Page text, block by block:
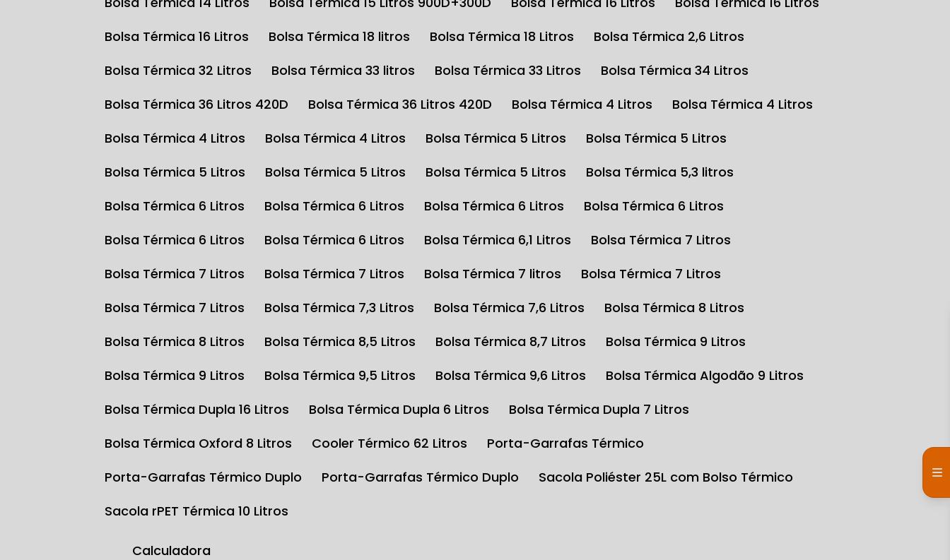
Bolsa Térmica 16 Litros
Bolsa Térmica 18 litros Bolsa Térmica 18 Litros
Bolsa Térmica 2,6 Litros
Bolsa Térmica 32 Litros
Bolsa Térmica 33 litros Bolsa Térmica 33 Litros
Bolsa Térmica 34 Litros
Bolsa Térmica 36 Litros 420D
Bolsa Térmica 36 Litros 420D Bolsa Térmica 4 Litros
Bolsa Térmica 4 Litros
Bolsa Térmica 4 Litros
Bolsa Térmica 4 Litros Bolsa Térmica 5 Litros
Bolsa Térmica 5 Litros
Bolsa Térmica 5 Litros
Bolsa Térmica 5 Litros Bolsa Térmica 5 Litros
Bolsa Térmica 5,3 litros
Bolsa Térmica 6 Litros
Bolsa Térmica 6 Litros Bolsa Térmica 6 Litros
Bolsa Térmica 6 Litros
Bolsa Térmica 6 Litros
Bolsa Térmica 6 Litros Bolsa Térmica 6,1 Litros
Bolsa Térmica 7 Litros
Bolsa Térmica 7 Litros
Bolsa Térmica 7 Litros Bolsa Térmica 7 litros
Bolsa Térmica 7 Litros
Bolsa Térmica 7 Litros
Bolsa Térmica 7,3 Litros Bolsa Térmica 7,6 Litros
Bolsa Térmica 8 Litros
Bolsa Térmica 8 Litros
Bolsa Térmica 8,5 Litros Bolsa Térmica 8,7 Litros
Bolsa Térmica 9 Litros
Bolsa Térmica 9 Litros
Bolsa Térmica 9,5 Litros Bolsa Térmica 9,6 Litros
Bolsa Térmica Algodão 9 Litros
Bolsa Térmica Dupla 16 Litros
Bolsa Térmica Dupla 6 Litros
Bolsa Térmica Dupla 7 Litros
Bolsa Térmica Oxford 8 Litros
Cooler Térmico 62 Litros
Porta-Garrafas Térmico
Porta-Garrafas Térmico Duplo
Porta-Garrafas Térmico Duplo
Sacola Poliéster 25L com Bolso Térmico
Sacola rPET Térmica 10 Litros
Calculadora